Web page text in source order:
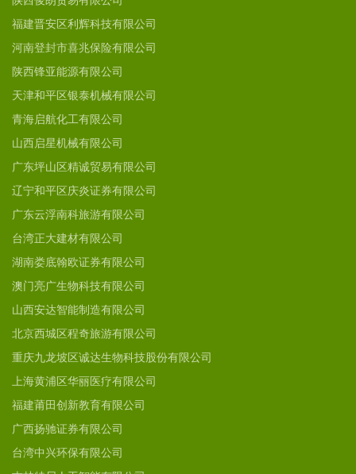
福建晋安区利辉科技有限公司
河南登封市喜兆保险有限公司
陕西锋亚能源有限公司
天津和平区银泰机械有限公司
青海启航化工有限公司
山西启星机械有限公司
广东坪山区精诚贸易有限公司
辽宁和平区庆炎证券有限公司
广东云浮南科旅游有限公司
台湾正大建材有限公司
湖南娄底翰欧证券有限公司
澳门亮广生物科技有限公司
山西安达智能制造有限公司
北京西城区程奇旅游有限公司
重庆九龙坡区诚达生物科技股份有限公司
上海黄浦区华丽医疗有限公司
福建莆田创新教育有限公司
广西扬驰证券有限公司
台湾中兴环保有限公司